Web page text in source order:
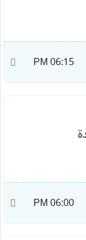
06:15 PM
06:00 PM